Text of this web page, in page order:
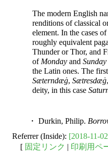
The modern English
renditions of classical
element. In the cases of
roughly equivalent
Thunder or Thor, and
of Monday and Sunday
the Latin ones. The
Sæterndæġ, Sætresdæġ
deity, in this case
・ Durkin, Philip.
Referrer (Inside): [2018-11-
[ 固定リンク | 印刷用ペ